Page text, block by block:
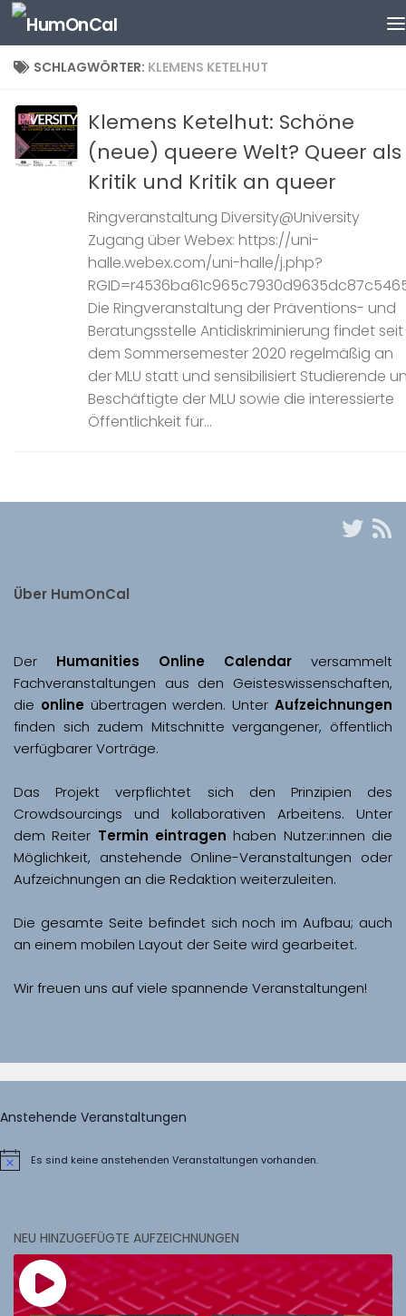
Zum Inhalt springen
SCHLAGWÖRTER: KLEMENS KETELHUT
Klemens Ketelhut: Schöne
(neue) queere Welt? Queer als
Kritik und Kritik an queer
Ringveranstaltung Diversity@University
Zugang über Webex: https://uni-
halle.webex.com/uni-halle/j.php?
Die Ringveranstaltung der Präventions- und
Beratungsstelle Antidiskriminierung findet seit
dem Sommersemester 2020 regelmäßig an
der MLU statt und sensibilisiert Studierende
Beschäftigte der MLU sowie die interessierte
Öffentlichkeit für...
Über HumOnCal
Der Humanities Online Calendar versammelt
Fachveranstaltungen aus den Geisteswissenschaften,
die online übertragen werden. Unter Aufzeichnungen
finden sich zudem Mitschnitte vergangener, öffentlich
Das Projekt verpflichtet sich den Prinzipien des
Crowdsourcings und kollaborativen Arbeitens. Unter
dem Reiter Termin eintragen haben Nutzer:innen die
Möglichkeit, anstehende Online-Veranstaltungen oder
Aufzeichnungen an die Redaktion weiterzuleiten.
Die gesamte Seite befindet sich noch im Aufbau; auch
Wir freuen uns auf viele spannende Veranstaltungen!
Anstehende Veranstaltungen
HinweisEs sind keine anstehenden Veranstaltungen vorhanden.
NEU HINZUGEFÜGTE AUFZEICHNUNGEN